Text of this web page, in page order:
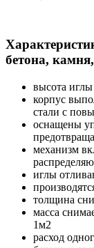
бетона,
высота
корпус
стали с
оснащены
механизм
иглы
толщина
масса
1м2
расход